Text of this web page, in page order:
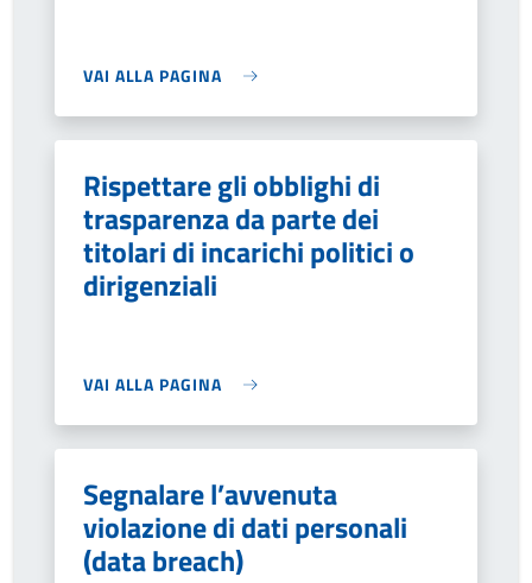
VAI ALLA PAGINA
Rispettare gli obblighi di
trasparenza da parte dei
titolari di incarichi politici o
dirigenziali
VAI ALLA PAGINA
Segnalare l’avvenuta
violazione di dati personali
(data breach)